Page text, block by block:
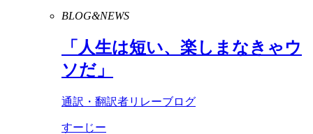
BLOG&NEWS
「人生は短い、楽しまなきゃウ
ソだ」
通訳・翻訳者リレーブログ
すーじー